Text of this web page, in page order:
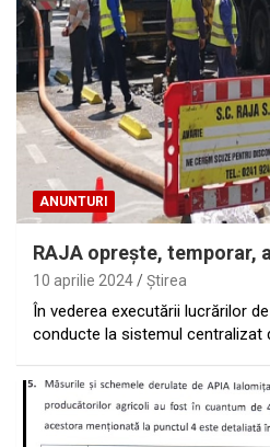
ANUNTURI
RAJA opreşte, temporar,
10 aprilie 2024 Ştirea
În vederea executării lucrărilor
conducte la sistemul centralizat